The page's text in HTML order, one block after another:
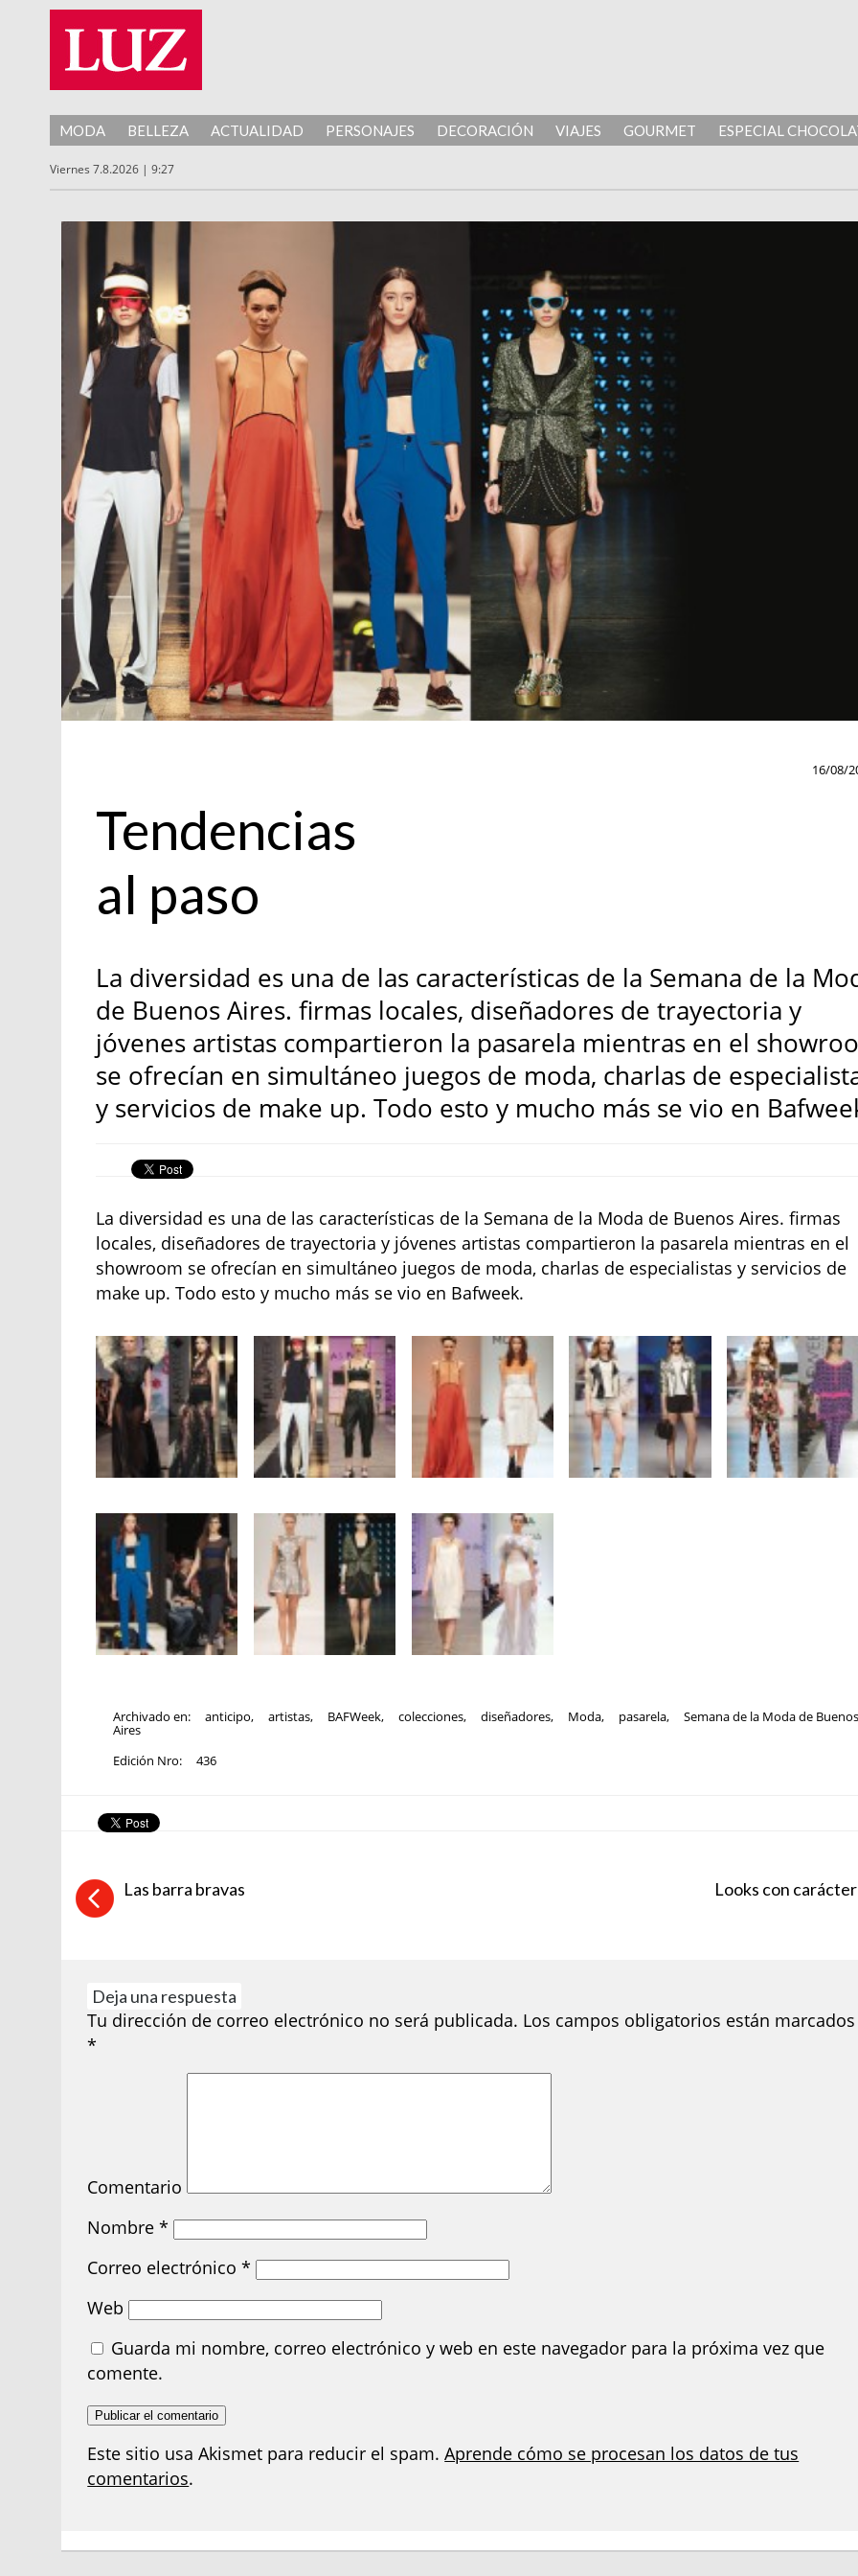
MODA BELLEZA ACTUALIDAD PERSONAJES DECORACIÓN VIAJES GOURMET ESPECIAL
Viernes 7.8.2026 | 9:27
16/08/
Tendencias
al paso
La diversidad es una de las características de la Semana de la
de Buenos Aires. firmas locales, diseñadores de trayectoria y
jóvenes artistas compartieron la pasarela mientras en el
se ofrecían en simultáneo juegos de moda, charlas de
y servicios de make up. Todo esto y mucho más se vio en
La diversidad es una de las características de la Semana de la Moda de Buenos Aires. firmas
locales, diseñadores de trayectoria y jóvenes artistas compartieron la pasarela mientras en el
showroom se ofrecían en simultáneo juegos de moda, charlas de especialistas y servicios de
make up. Todo esto y mucho más se vio en Bafweek.
Archivado en: anticipo, artistas, BAFWeek, colecciones, diseñadores, Moda, pasarela, Semana de la Moda de
Aires
Edición Nro:
436
Las barra bravas Looks con carácter
Deja una respuesta
Tu dirección de correo electrónico no será publicada. Los campos obligatorios están
*
Comentario
Nombre*
Correo electrónico*
Web
Guarda mi nombre, correo electrónico y web en este navegador para la próxima vez que
comente.
Este sitio usa Akismet para reducir el spam.Aprende cómo se procesan los datos de tus
comentarios.